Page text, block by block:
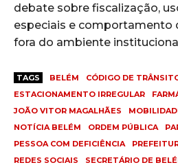
debate sobre fiscalização,
especiais e comportamento
fora do ambiente
TAGS BELÉM CÓDIGO DE
ESTACIONAMENTO IRREGULAR
JOÃO VITOR MAGALHÃES
NOTÍCIA BELÉM
ORDEM PÚBLICA
PESSOA COM DEFICIÊNCIA
REDES SOCIAIS
SECRETÁRIO DE